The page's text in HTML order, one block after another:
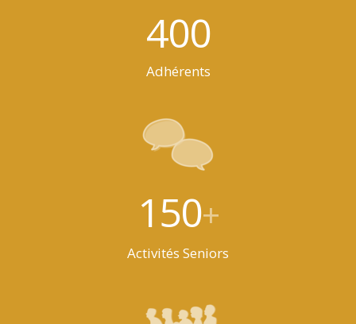
400
Adhérents
150+
Activités Seniors